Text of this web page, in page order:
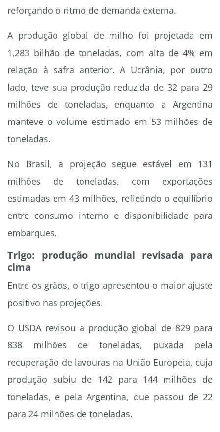
reforçando o ritmo de demanda externa.
A produção global de milho foi projetada em
1,283 bilhão de toneladas, com alta de 4% em
relação à safra anterior. A Ucrânia, por outro
lado, teve sua produção reduzida de 32 para 29
milhões de toneladas, enquanto a Argentina
manteve o volume estimado em 53 milhões de
toneladas.
No Brasil, a projeção segue estável em 131
milhões de toneladas, com exportações
estimadas em 43 milhões, refletindo o equilíbrio
entre consumo interno e disponibilidade para
embarques.
Trigo: produção mundial revisada para
cima
Entre os grãos, o trigo apresentou o maior ajuste
positivo nas projeções.
O USDA revisou a produção global de 829 para
838 milhões de toneladas, puxada pela
recuperação de lavouras na União Europeia, cuja
produção subiu de 142 para 144 milhões de
toneladas, e pela Argentina, que passou de 22
para 24 milhões de toneladas.